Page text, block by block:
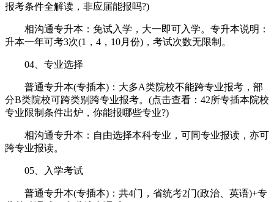
报考条件全解读，非应届能报吗?)
相沟通专升本：免试入学，大一即可入学。专升本说明：
升本一年可考3次(1，4，10月份)，考试次数无限制。
04、专业选择
普通专升本(专插本)：大多A类院校不能跨专业报考，部
分B类院校可跨类别跨专业报考。(点击查看：42所专插本院校
专业限制条件出炉，你能报哪些专业?)
相沟通专升本：自由选择本科专业，可同专业报读，亦可
跨专业报读。
05、入学考试
普通专升本(专插本)：共4门，省统考2门(政治、英语)+专